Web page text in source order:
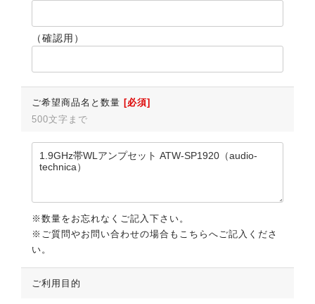
（確認用）
ご希望商品名と数量 [必須]
500文字まで
※数量をお忘れなくご記入下さい。
※ご質問やお問い合わせの場合もこちらへご記入くださ
い。
ご利用目的